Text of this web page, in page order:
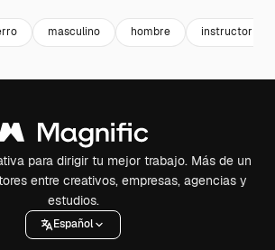
masculino hombre instructor
para dirigir tu mejor trabajo. Más de un
entre creativos, empresas, agencias y
estudios.
Español